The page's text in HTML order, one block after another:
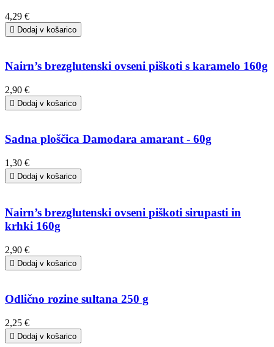
4,29 €
 Dodaj v košarico
Nairn’s brezglutenski ovseni piškoti s karamelo 160g
2,90 €
 Dodaj v košarico
Sadna ploščica Damodara amarant - 60g
1,30 €
 Dodaj v košarico
Nairn’s brezglutenski ovseni piškoti sirupasti in
krhki 160g
2,90 €
 Dodaj v košarico
Odlično rozine sultana 250 g
2,25 €
 Dodaj v košarico